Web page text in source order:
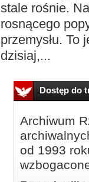
stale rośnie.
rosnącego
przemysłu. To
dzisiaj,...
Dostęp do
Archiwum
od 1993